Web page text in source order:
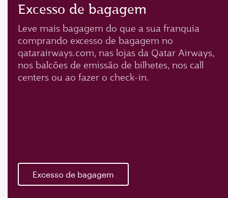
Excesso de bagagem
Leve mais bagagem do que a sua franquia
comprando excesso de bagagem no
qatarairways.com, nas lojas da Qatar Airways,
nos balcões de emissão de bilhetes, nos call
centers ou ao fazer o check-in.
Excesso de bagagem